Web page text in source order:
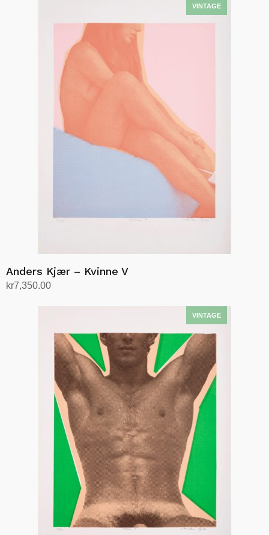
Anders Kjær – Kvinne V
kr7,350.00